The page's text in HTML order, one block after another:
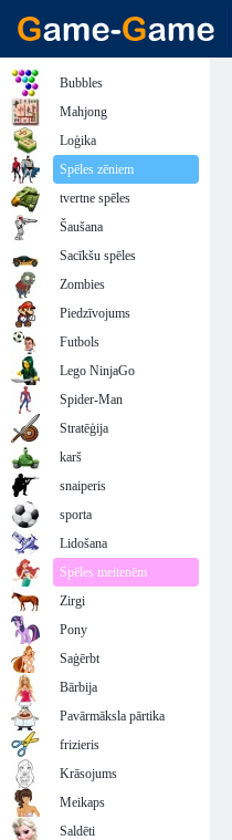
Bubbles
Mahjong
Loģika
Spēles zēniem
tvertne spēles
Šaušana
Sacīkšu spēles
Zombies
Piedzīvojums
Futbols
Lego NinjaGo
Spider-Man
Stratēģija
karš
snaiperis
sporta
Lidošana
Spēles meitenēm
Zirgi
Pony
Saģērbt
Bārbija
Pavārmāksla pārtika
frizieris
Krāsojums
Meikaps
Saldēti